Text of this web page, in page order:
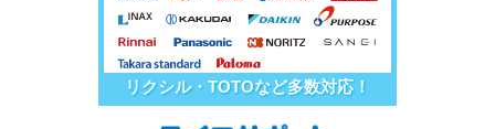
リクシル・TOTOなど多数対応！